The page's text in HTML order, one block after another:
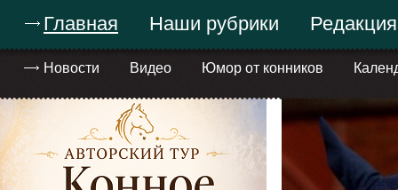
Главная
Новости Видео Юмор от конников
Наши рубрики Редакция